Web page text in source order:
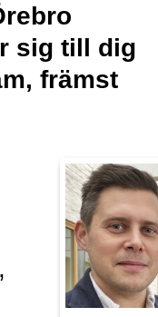
sig till dig
främst